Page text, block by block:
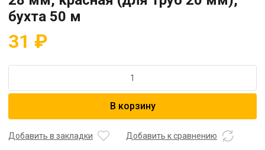
бухта 50 м
31 ₽
Труба
ПНД
В корзину
Добавить в закладки Добавить к сравнению